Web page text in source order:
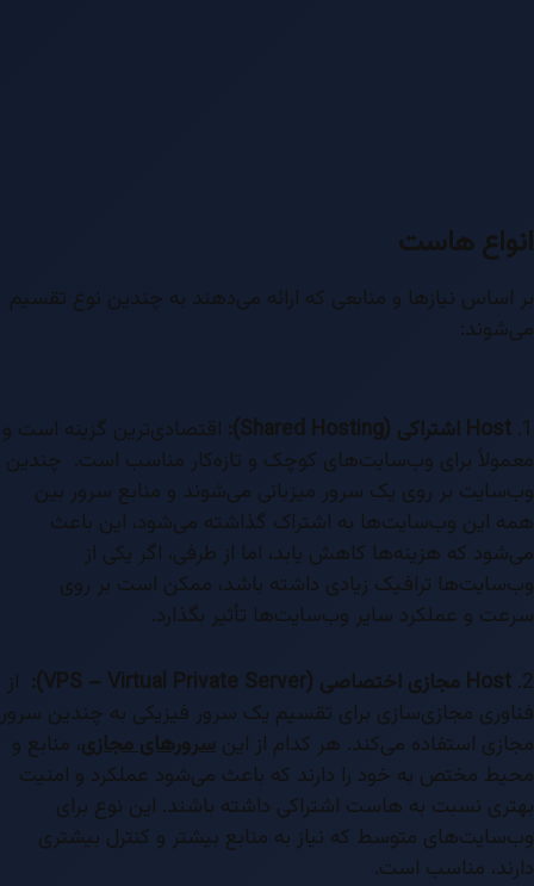
انواع هاست
بر اساس نیازها و منابعی که ارائه می‌دهند به چندین نوع تقسیم
می‌شوند:
1. Host اشتراکی (Shared Hosting):
اقتصادی‌ترین گزینه است و
معمولاً برای وب‌سایت‌های کوچک و تازه‌کار مناسب است. چندین
وب‌سایت بر روی یک سرور میزبانی می‌شوند و منابع سرور بین
همه این وب‌سایت‌ها به اشتراک گذاشته می‌شود، این باعث
می‌شود که هزینه‌ها کاهش یابد، اما از طرفی، اگر یکی از
وب‌سایت‌ها ترافیک زیادی داشته باشد، ممکن است بر روی
سرعت و عملکرد سایر وب‌سایت‌ها تأثیر بگذارد.
2. Host مجازی اختصاصی (VPS – Virtual Private Server):
از
فناوری مجازی‌سازی برای تقسیم یک سرور فیزیکی به چندین سرور
مجازی استفاده می‌کند. هر کدام از این سرورهای مجازی، منابع و
محیط مختص به خود را دارند که باعث می‌شود عملکرد و امنیت
بهتری نسبت به هاست اشتراکی داشته باشند. این نوع برای
وب‌سایت‌های متوسط که نیاز به منابع بیشتر و کنترل بیشتری
دارند، مناسب است.